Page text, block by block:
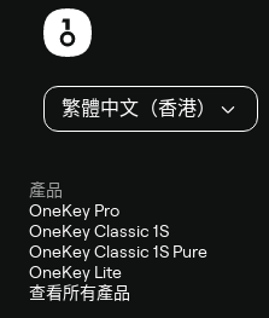
繁體中文（香港）
產品
OneKey Pro
OneKey Classic 1S
OneKey Classic 1S Pure
OneKey Lite
查看所有產品